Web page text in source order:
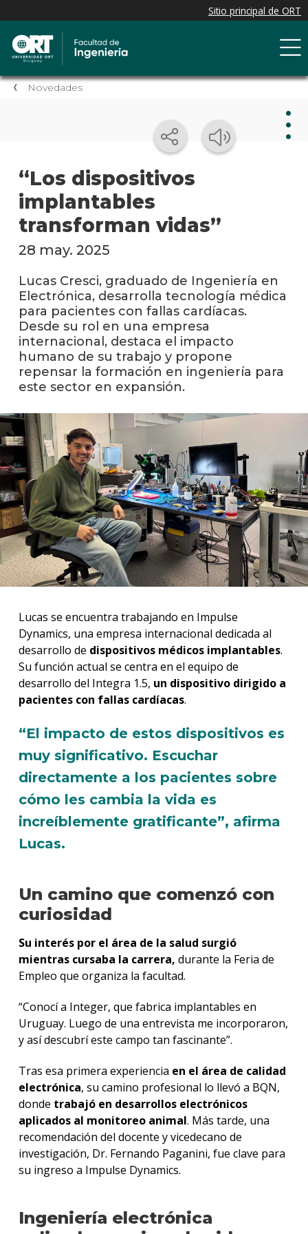
Novedades
“Los dispositivos
implantables
transforman vidas”
La
los
Blog
de
28 may. 2025
Lucas Cresci, graduado de Ingeniería en
Electrónica, desarrolla tecnología médica
para pacientes con fallas cardíacas.
Desde su rol en una empresa
internacional, destaca el impacto
humano de su trabajo y propone
repensar la formación en ingeniería para
este sector en expansión.
Lucas se encuentra trabajando en Impulse
Dynamics, una empresa internacional dedicada al
desarrollo de dispositivos médicos implantables.
Su función actual se centra en el equipo de
desarrollo del Integra 1.5, un dispositivo dirigido a
pacientes con fallas cardíacas.
“El impacto de estos dispositivos es
muy significativo. Escuchar
directamente a los pacientes sobre
cómo les cambia la vida es
increíblemente gratificante”, afirma
Lucas.
Un camino que comenzó con
curiosidad
Su interés por el área de la salud surgió
mientras cursaba la carrera, durante la Feria de
Empleo que organiza la facultad.
“Conocí a Integer, que fabrica implantables en
Uruguay. Luego de una entrevista me incorporaron,
y así descubrí este campo tan fascinante”.
Tras esa primera experiencia en el área de calidad
electrónica, su camino profesional lo llevó a BQN,
donde trabajó en desarrollos electrónicos
aplicados al monitoreo animal. Más tarde, una
recomendación del docente y vicedecano de
investigación, Dr. Fernando Paganini, fue clave para
su ingreso a Impulse Dynamics.
Ingeniería electrónica